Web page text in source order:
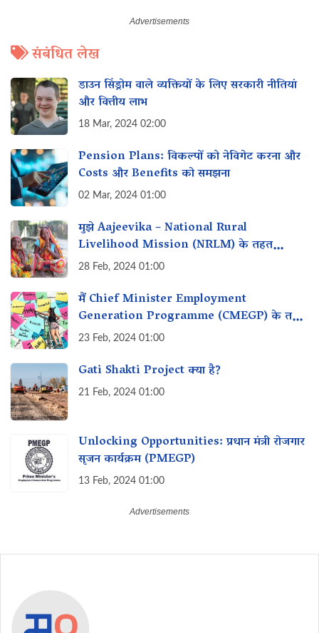
संबंधित लेख
डाउन सिंड्रोम वाले व्यक्तियों के लिए सरकारी नीतियां
और वित्तीय लाभ
18 Mar, 2024 02:00
Pension Plans: विकल्पों को नेविगेट करना और‌
Costs और Benefits को समझना
02 Mar, 2024 01:00
मुझे Aajeevika – National Rural
Livelihood Mission (NRLM) के तहत
व्यवसाय शुरू करने के लिए loan कैसे मिल सकता
28 Feb, 2024 01:00
मैं Chief Minister Employment
Generation Programme (CMEGP) के तहत
रोजगार के लिए लाभ कैसे प्राप्त कर सकता हूं?
23 Feb, 2024 01:00
Gati Shakti Project क्या है?
21 Feb, 2024 01:00
Unlocking Opportunities: प्रधान मंत्री रोजगार
सृजन कार्यक्रम (PMEGP)
13 Feb, 2024 01:00